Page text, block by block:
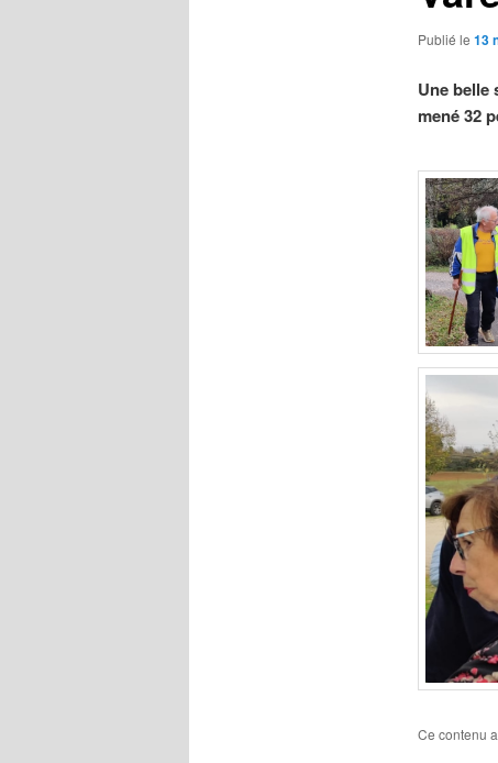
Publié le 13
Une belle
mené 32
Ce contenu